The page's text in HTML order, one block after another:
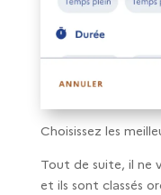
Choisissez les
Tout de suite, il ne
et ils sont classés